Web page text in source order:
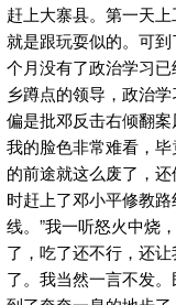
赶上大寨县。第一天
就是跟玩耍似的。可
个月没有了政治学习
乡蹲点的领导，政治
偏是批邓反击右倾翻
我的脸色非常难看，
的前途就这么废了，
时赶上了邓小平修教
线。”我一听怒火中烧
了，吃了还不行，还
了。我当然一言不发